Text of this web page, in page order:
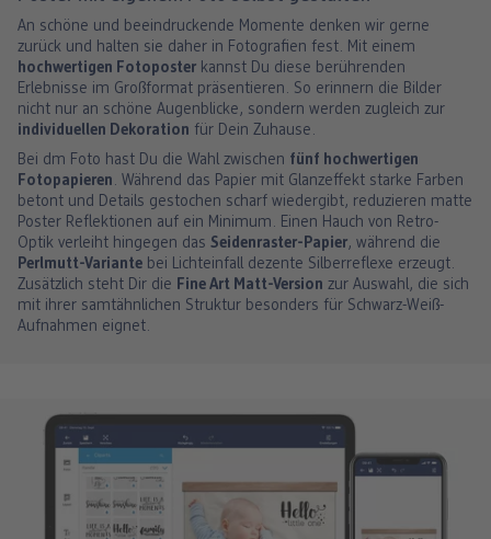
An schöne und beeindruckende Momente denken wir gerne
zurück und halten sie daher in Fotografien fest. Mit einem
hochwertigen Fotoposter kannst Du diese berührenden
Erlebnisse im Großformat präsentieren. So erinnern die Bilder
nicht nur an schöne Augenblicke, sondern werden zugleich zur
individuellen Dekoration für Dein Zuhause.
Bei dm Foto hast Du die Wahl zwischen fünf hochwertigen
Fotopapieren . Während das Papier mit Glanzeffekt starke Farben
betont und Details gestochen scharf wiedergibt, reduzieren matte
Poster Reflektionen auf ein Minimum. Einen Hauch von Retro-
Optik verleiht hingegen das Seidenraster-Papier, während die
Perlmutt-Variante bei Lichteinfall dezente Silberreflexe erzeugt.
Zusätzlich steht Dir die Fine Art Matt-Version zur Auswahl, die sich
mit ihrer samtähnlichen Struktur besonders für Schwarz-Weiß-
Aufnahmen eignet.